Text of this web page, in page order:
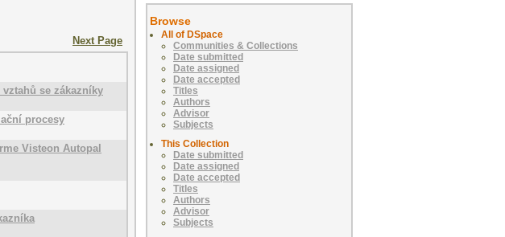
Next Page
se zákazníky
procesy
Visteon Autopal
Browse
All of DSpace
Communities & Collections
Date submitted
Date assigned
Date accepted
Titles
Authors
Advisor
Subjects
This Collection
Date submitted
Date assigned
Date accepted
Titles
Authors
Advisor
Subjects